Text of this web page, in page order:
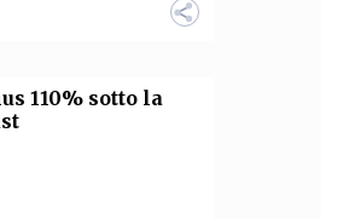
110% sotto la